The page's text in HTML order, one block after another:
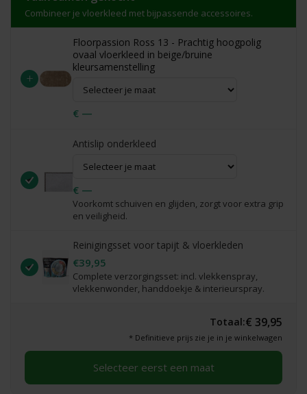
Combineer je vloerkleed met bijpassende accessoires.
+
Floorpassion Ross 13 - Prachtig hoogpolig
ovaal vloerkleed in beige/bruine
kleursamenstelling
€ —
Antislip onderkleed
€ —
Voorkomt schuiven en glijden, zorgt voor extra grip
en veiligheid.
Reinigingsset voor tapijt & vloerkleden
€39,95
Complete verzorgingsset: incl. vlekkenspray,
vlekkenwonder, handdoekje & interieurspray.
Totaal:€ 39,95
* Definitieve prijs zie je in je winkelwagen
Selecteer eerst een maat